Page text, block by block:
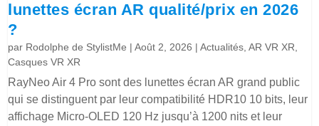
lunettes écran AR qualité/prix en 2026
?
par Rodolphe de StylistMe |Août 2, 2026 |Actualités,AR VR XR,
Casques VR XR
RayNeo Air 4 Pro sont des lunettes écran AR grand public
qui se distinguent par leur compatibilité HDR10 10 bits, leur
affichage Micro-OLED 120 Hz jusqu’à 1200 nits et leur